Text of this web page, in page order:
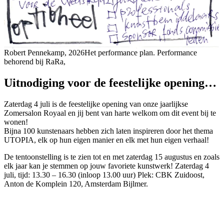
Robert Pennekamp, 2026Het performance plan. Performance
behorend bij RaRa,
Uitnodiging voor de feestelijke opening…
Zaterdag 4 juli is de feestelijke opening van onze jaarlijkse
Zomersalon Royaal en jij bent van harte welkom om dit event bij te
wonen!
Bijna 100 kunstenaars hebben zich laten inspireren door het thema
UTOPIA, elk op hun eigen manier en elk met hun eigen verhaal!
De tentoonstelling is te zien tot en met zaterdag 15 augustus en zoals
elk jaar kan je stemmen op jouw favoriete kunstwerk! Zaterdag 4
juli, tijd: 13.30 – 16.30 (inloop 13.00 uur) Plek: CBK Zuidoost,
Anton de Komplein 120, Amsterdam Bijlmer.